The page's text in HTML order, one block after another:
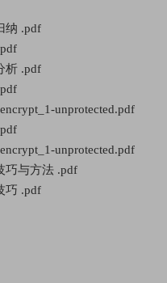
纳 .pdf
析 .pdf
unprotected.pdf
unprotected.pdf
与方法 .pdf
巧 .pdf